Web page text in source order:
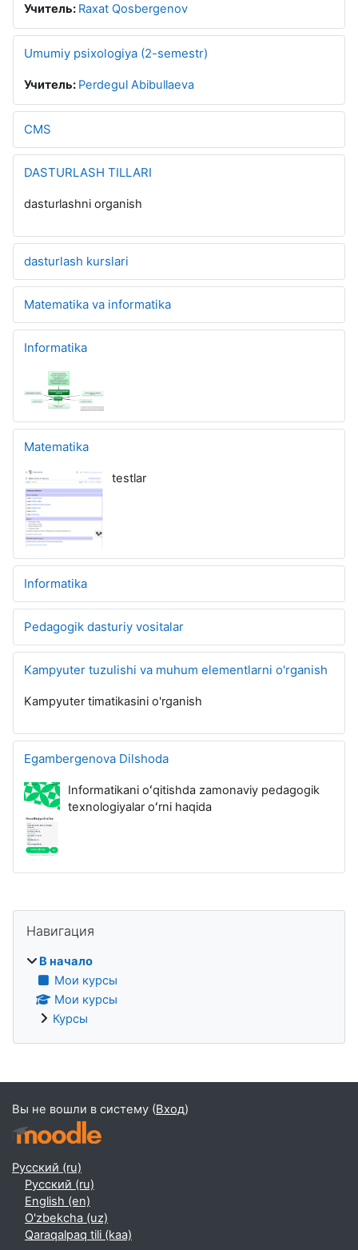
Учитель: Raxat Qosbergenov
Umumiy psixologiya (2-semestr)
Учитель: Perdegul Abibullaeva
CMS
DASTURLASH TILLARI
dasturlashni organish
dasturlash kurslari
Matematika va informatika
Informatika
Matematika
testlar
Informatika
Pedagogik dasturiy vositalar
Kampyuter tuzulishi va muhum elementlarni o'rganish
Kampyuter timatikasini o'rganish
Egambergenova Dilshoda
Informatikani oʻqitishda zamonaviy pedagogik
texnologiyalar oʻrni haqida
Блоки
Навигация
В начало
Мои курсы
Мои курсы
Курсы
Дополнительные блоки
Вы не вошли в систему (Вход)
Русский ‎(ru)‎
Русский ‎(ru)‎
English ‎(en)‎
O'zbekcha ‎(uz)‎
Qaraqalpaq tili ‎(kaa)‎